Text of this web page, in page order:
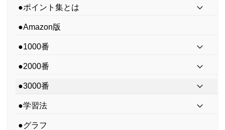
●ポイント集とは
●Amazon版
●1000番
●2000番
●3000番
●学習法
●グラフ